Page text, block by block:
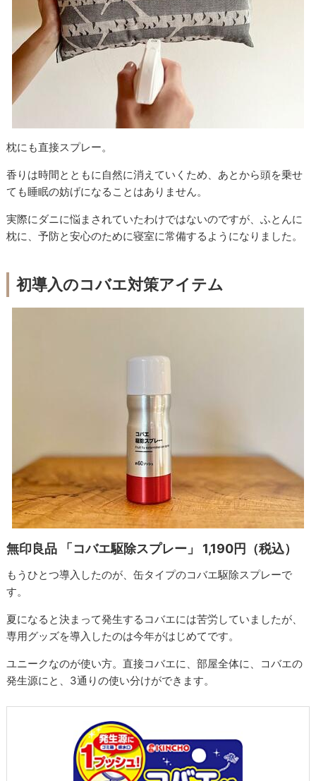
枕にも直接スプレー。
香りは時間とともに自然に消えていくため、あとから頭を乗せ
ても睡眠の妨げになることはありません。
実際にダニに悩まされていたわけではないのですが、ふとんに
枕に、予防と安心のために寝室に常備するようになりました。
初導入のコバエ対策アイテム
無印良品 「コバエ駆除スプレー」 1,190円（税込）
もうひとつ導入したのが、缶タイプのコバエ駆除スプレーで
す。
夏になると決まって発生するコバエには苦労していましたが、
専用グッズを導入したのは今年がはじめてです。
ユニークなのが使い方。直接コバエに、部屋全体に、コバエの
発生源にと、3通りの使い分けができます。